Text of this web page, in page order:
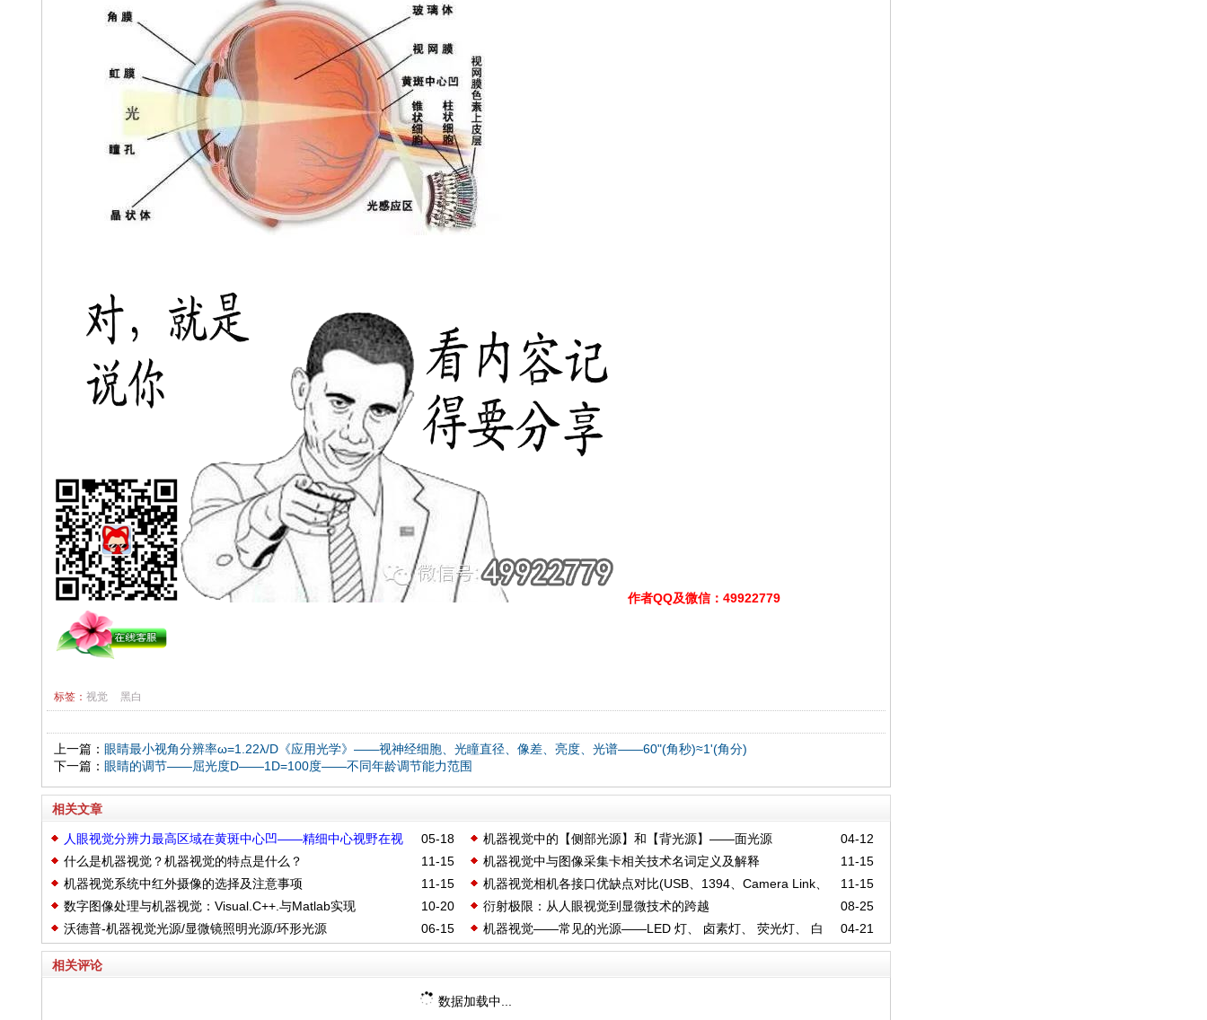
作者QQ及微信：49922779
标签： 视觉 黑白
上一篇： 眼睛最小视角分辨率ω=1.22λ/D《应用光学》——视神经细胞、光瞳直径、像差、亮度、光谱——60"(角秒)≈1'(角分)
下一篇： 眼睛的调节——屈光度D——1D=100度——不同年龄调节能力范围
相关文章
05-18
人眼视觉分辨力最高区域在黄斑中心凹——精细中心视野在视
轴中心5度范围内
04-12
机器视觉中的【侧部光源】和【背光源】——面光源
11-15
什么是机器视觉？机器视觉的特点是什么？ 11-15
机器视觉中与图像采集卡相关技术名词定义及解释
11-15
机器视觉系统中红外摄像的选择及注意事项 11-15
机器视觉相机各接口优缺点对比(USB、1394、Camera Link、
Gige)
10-20
数字图像处理与机器视觉：Visual.C++.与Matlab实现 08-25
衍射极限：从人眼视觉到显微技术的跨越
06-15
沃德普-机器视觉光源/显微镜照明光源/环形光源 04-21
机器视觉——常见的光源——LED 灯、 卤素灯、 荧光灯、 白
炽灯
相关评论
数据加载中...